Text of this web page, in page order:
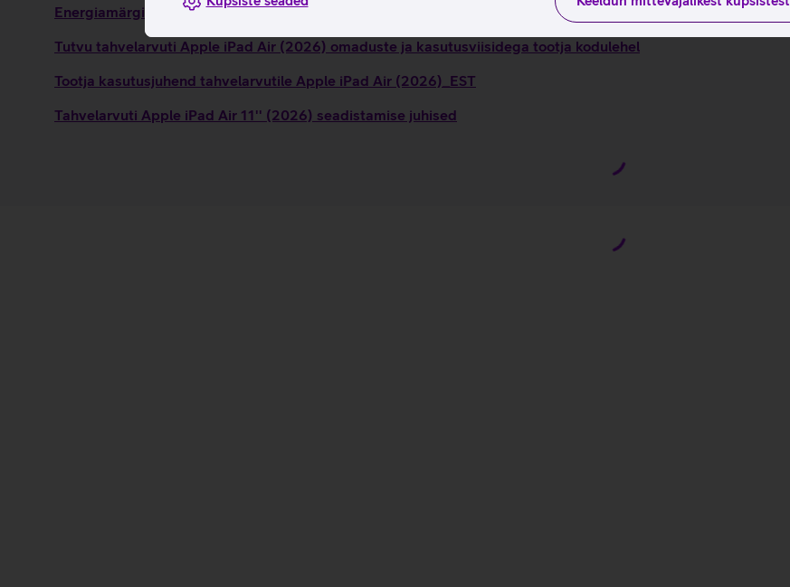
Energiamärgis
Tutvu tahvelarvuti Apple iPad Air (2026) omaduste ja kasutusviisidega tootja kodulehel
Tootja kasutusjuhend tahvelarvutile Apple iPad Air (2026)_EST
Tahvelarvuti Apple iPad Air 11'' (2026) seadistamise juhised